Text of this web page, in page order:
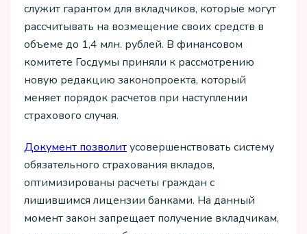
служит гарантом для вкладчиков, которые могут
рассчитывать на возмещение своих средств в
объеме до 1,4 млн. рублей. В финансовом
комитете Госдумы приняли к рассмотрению
новую редакцию законопроекта, который
меняет порядок расчетов при наступлении
страхового случая.
Документ позволитусовершенствовать систему
обязательного страхования вкладов,
оптимизированы расчеты граждан с
лишившимся лицензии банками. На данный
момент закон запрещает получение вкладчикам,